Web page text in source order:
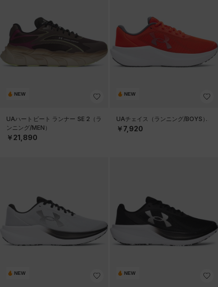
NEW
UAハートビート ランナー SE 2（ラ
ンニング/MEN）
￥21,890
NEW
UAチェイス（ランニング/BOYS）
￥7,920
NEW NEW